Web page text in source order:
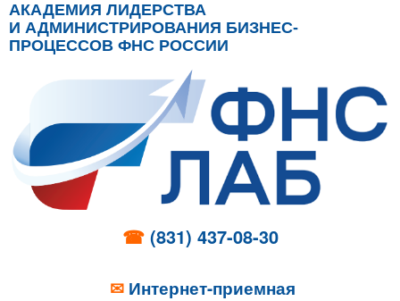
АКАДЕМИЯ ЛИДЕРСТВА
И АДМИНИСТРИРОВАНИЯ БИЗНЕС-
ПРОЦЕССОВ ФНС РОССИИ
☎ (831) 437-08-30
✉ Интернет-приемная